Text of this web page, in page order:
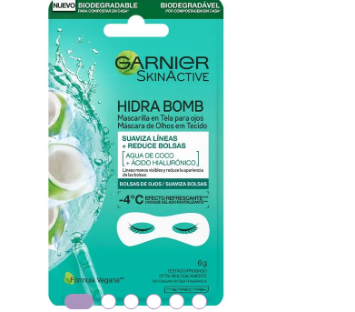
agua micelar
corrector
máscara pestañas
retinol
roche posay